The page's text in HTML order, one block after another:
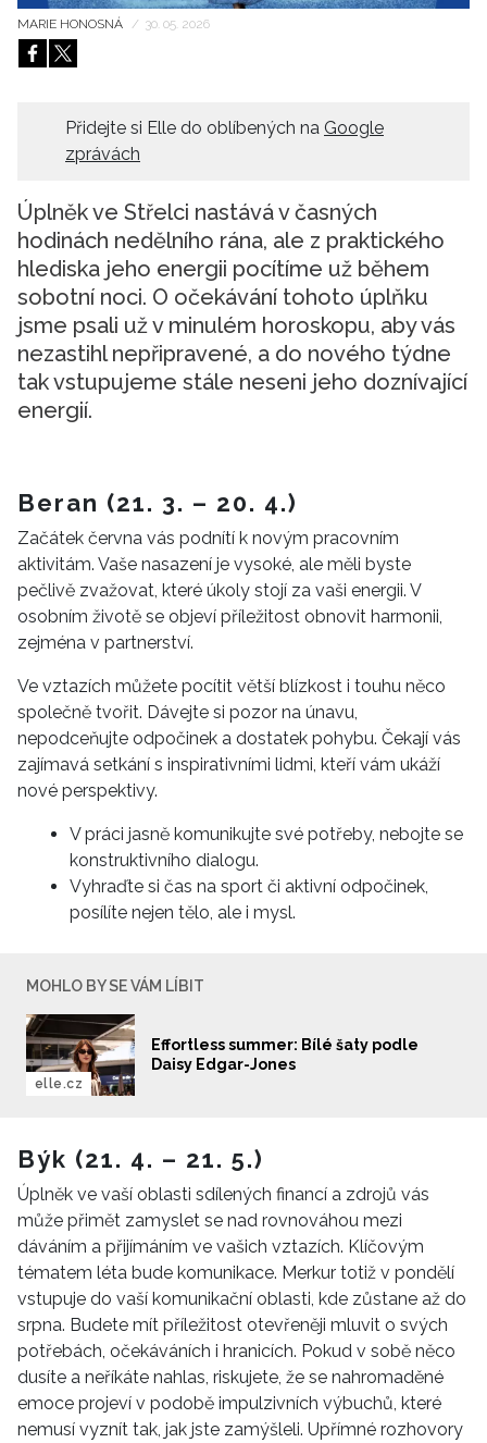
HOME
MARIE HONOSNÁ / 30. 05. 2026
Přidejte si Elle do oblíbených na Google
zprávách
Úplněk ve Střelci nastává v časných
hodinách nedělního rána, ale z praktického
hlediska jeho energii pocítíme už během
sobotní noci. O očekávání tohoto úplňku
jsme psali už v minulém horoskopu, aby vás
nezastihl nepřipravené, a do nového týdne
tak vstupujeme stále neseni jeho doznívající
energií.
Beran (21. 3. – 20. 4.)
Začátek června vás podnítí k novým pracovním
aktivitám. Vaše nasazení je vysoké, ale měli byste
pečlivě zvažovat, které úkoly stojí za vaši energii. V
osobním životě se objeví příležitost obnovit harmonii,
zejména v partnerství.
Ve vztazích můžete pocítit větší blízkost i touhu něco
společně tvořit. Dávejte si pozor na únavu,
nepodceňujte odpočinek a dostatek pohybu. Čekají vás
zajímavá setkání s inspirativními lidmi, kteří vám ukáží
nové perspektivy.
V práci jasně komunikujte své potřeby, nebojte se
konstruktivního dialogu.
Vyhraďte si čas na sport či aktivní odpočinek,
posílíte nejen tělo, ale i mysl.
MOHLO BY SE VÁM LÍBIT
Effortless summer: Bílé šaty podle
Daisy Edgar-Jones
elle.cz
Býk (21. 4. – 21. 5.)
Úplněk ve vaší oblasti sdílených financí a zdrojů vás
může přimět zamyslet se nad rovnováhou mezi
dáváním a přijímáním ve vašich vztazích. Klíčovým
tématem léta bude komunikace. Merkur totiž v pondělí
vstupuje do vaší komunikační oblasti, kde zůstane až do
srpna. Budete mít příležitost otevřeněji mluvit o svých
potřebách, očekáváních i hranicích. Pokud v sobě něco
dusíte a neříkáte nahlas, riskujete, že se nahromaděné
emoce projeví v podobě impulzivních výbuchů, které
nemusí vyznít tak, jak jste zamýšleli. Upřímné rozhovory